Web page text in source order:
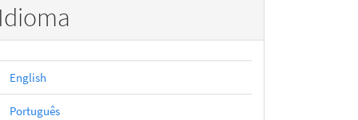
Idioma
English
Português